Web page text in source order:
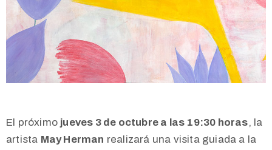
El próximo jueves 3 de octubre a las 19:30 horas, la
artista May Herman realizará una visita guiada a la